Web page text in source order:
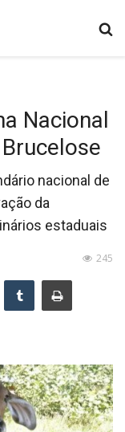
Nacional
nacional de
da
estaduais
245